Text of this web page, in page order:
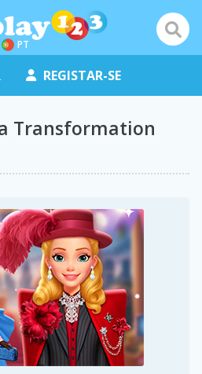
PT
REGISTAR-SE
Transformation